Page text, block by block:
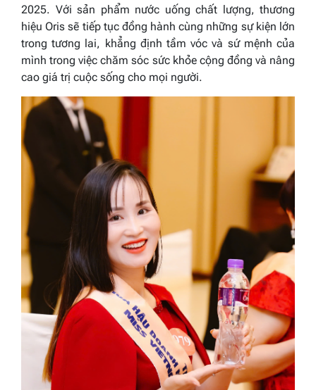
2025. Với sản phẩm nước uống chất lượng, thương
hiệu Oris sẽ tiếp tục đồng hành cùng những sự kiện lớn
trong tương lai, khẳng định tầm vóc và sứ mệnh của
mình trong việc chăm sóc sức khỏe cộng đồng và nâng
cao giá trị cuộc sống cho mọi người.